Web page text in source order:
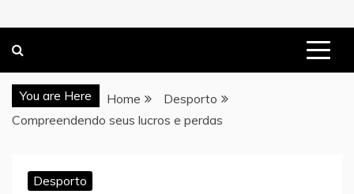
You are Here Home
Desporto
Compreendendo seus lucros e perdas
Desporto